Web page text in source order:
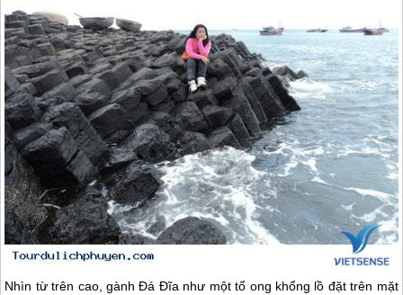
Nhìn từ trên cao, gành Đá Đĩa như một tổ ong khổng lồ đặt trên mặt